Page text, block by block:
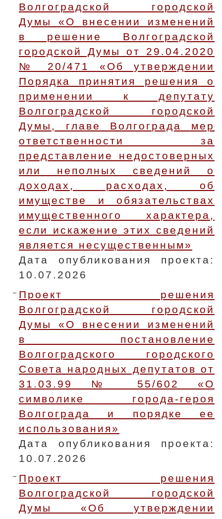
Волгоградской городской
Думы «О внесении изменений
в решение Волгоградской
городской Думы от 29.04.2020
№ 20/471 «Об утверждении
Порядка принятия решения о
применении к депутату
Волгоградской городской
Думы, главе Волгограда мер
ответственности за
представление недостоверных
или неполных сведений о
доходах, расходах, об
имуществе и обязательствах
имущественного характера,
если искажение этих сведений
является несущественным»
Дата опубликования проекта:
10.07.2026
Проект решения
Волгоградской городской
Думы «О внесении изменений
в постановление
Волгоградского городского
Совета народных депутатов от
31.03.99 № 55/602 «О
символике города-героя
Волгограда и порядке ее
использования»
Дата опубликования проекта:
10.07.2026
Проект решения
Волгоградской городской
Думы «Об утверждении